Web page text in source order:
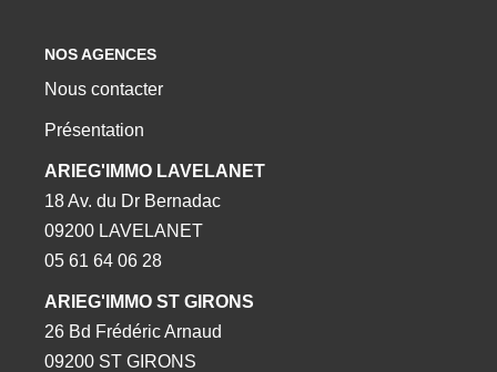
NOS AGENCES
Nous contacter
Présentation
ARIEG'IMMO LAVELANET
18 Av. du Dr Bernadac
09200 LAVELANET
05 61 64 06 28
ARIEG'IMMO ST GIRONS
26 Bd Frédéric Arnaud
09200 ST GIRONS